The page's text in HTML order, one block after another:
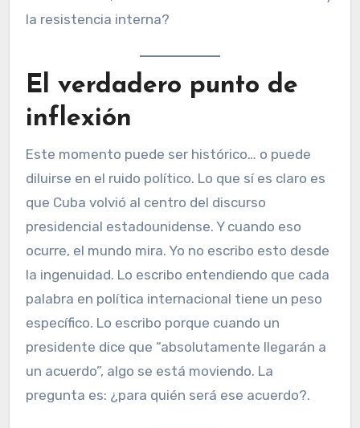
la resistencia interna?
El verdadero punto de
inflexión
Este momento puede ser histórico… o puede
diluirse en el ruido político. Lo que sí es claro es
que Cuba volvió al centro del discurso
presidencial estadounidense. Y cuando eso
ocurre, el mundo mira. Yo no escribo esto desde
la ingenuidad. Lo escribo entendiendo que cada
palabra en política internacional tiene un peso
específico. Lo escribo porque cuando un
presidente dice que “absolutamente llegarán a
un acuerdo”, algo se está moviendo. La
pregunta es: ¿para quién será ese acuerdo?.